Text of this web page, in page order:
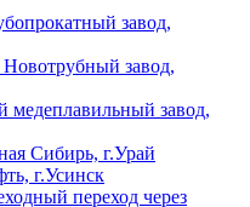
завод,
завод,
медеплавильный завод,
Сибирь, г.Урай
г.Усинск
переход через